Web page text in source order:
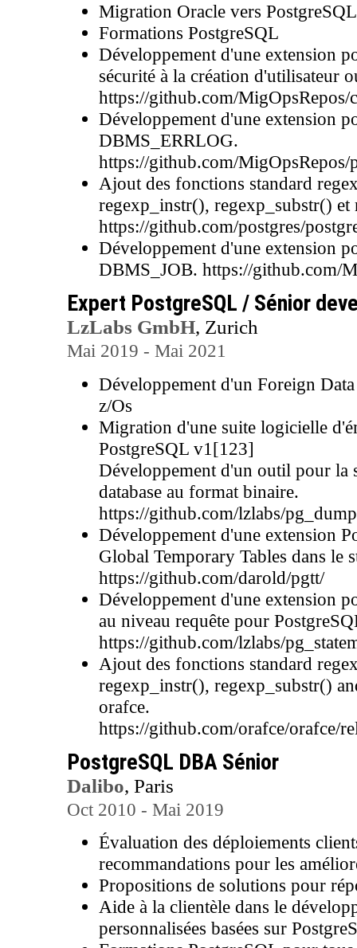
Migration Oracle vers PostgreSQL
Formations PostgreSQL
Développement d'une extension
sécurité à la création d'utilisateur
https://github.com/MigOpsRepos/
Développement d'une extension
DBMS_ERRLOG.
https://github.com/MigOpsRepos/
Ajout des fonctions standard
regexp_instr(), regexp_substr() et
https://github.com/postgres/
Développement d'une extension
DBMS_JOB. https://github.com/
Expert PostgreSQL / Sénior
LzLabs GmbH, Zurich
Mai 2019 - Mai 2021
Développement d'un Foreign
z/Os
Migration d'une suite logicielle
PostgreSQL v1[123]
Développement d'un outil pour la
database au format binaire.
https://github.com/lzlabs/
Développement d'une extension
Global Temporary Tables dans le
https://github.com/darold/pgtt/
Développement d'une extension
au niveau requête pour
https://github.com/lzlabs/
Ajout des fonctions standard
regexp_instr(), regexp_substr()
orafce.
https://github.com/orafce/orafce/
PostgreSQL DBA Sénior
Dalibo, Paris
Oct 2010 - Mai 2019
Évaluation des déploiements
recommandations pour les
Propositions de solutions pour
Aide à la clientèle dans le
personnalisées basées sur